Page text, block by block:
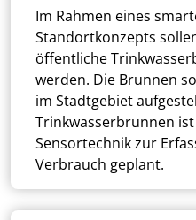
Im Rahmen eines
Standortkonzepts
öffentliche
werden. Die Brunnen
im Stadtgebiet
Trinkwasserbrunnen
Sensortechnik zur
Verbrauch geplant.